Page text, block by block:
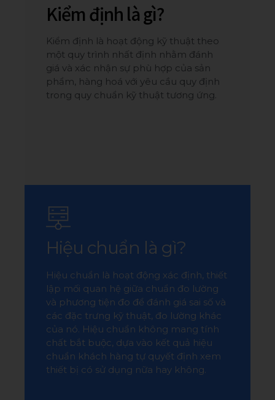
Kiểm định là gì?
Kiểm định là hoạt động kỹ thuật theo
một quy trình nhất định nhằm đánh
giá và xác nhận sự phù hợp của sản
phẩm, hàng hoá với yêu cầu quy định
trong quy chuẩn kỹ thuật tương ứng.
Hiệu chuẩn là gì?
Hiệu chuẩn là hoạt động xác định, thiết
lập mối quan hệ giữa chuẩn đo lường
và phương tiện đo để đánh giá sai số và
các đặc trưng kỹ thuật, đo lường khác
của nó. Hiệu chuẩn không mang tính
chất bắt buộc, dựa vào kết quả hiệu
chuẩn khách hàng tự quyết định xem
thiết bị có sử dụng nữa hay không.